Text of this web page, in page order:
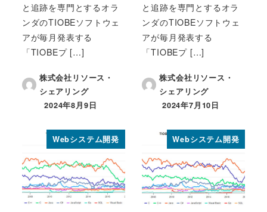
と追跡を専門とするオラ
ンダのTIOBEソフトウェ
アが毎月発表する
「TIOBEプ […]
株式会社リソース・
シェアリング
投稿日
2024年8月9日
と追跡を専門とするオラ
ンダのTIOBEソフトウェ
アが毎月発表する
「TIOBEプ […]
株式会社リソース・
シェアリング
投稿日
2024年7月10日
Webシステム開発 Webシステム開発